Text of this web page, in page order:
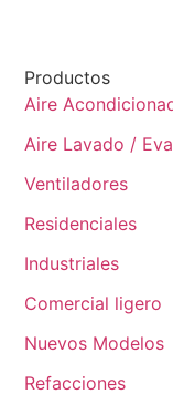
Productos
Aire
Aire Lavado /
Ventiladores
Residenciales
Industriales
Comercial ligero
Nuevos Modelos
Refacciones